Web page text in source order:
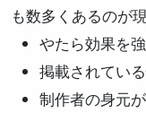
も数多くあるのが
やたら効果を
掲載されてい
制作者の身元